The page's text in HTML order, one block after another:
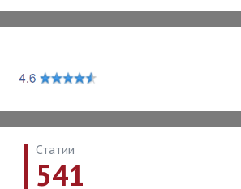
Статии
541